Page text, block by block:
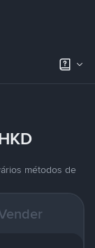
métodos de